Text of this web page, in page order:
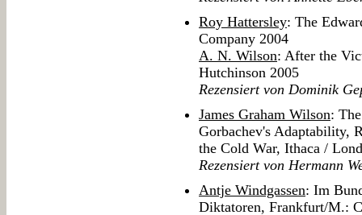
Roy Hattersley: The
Company 2004
A. N. Wilson: After the
Hutchinson 2005
Rezensiert von Dominik
James Graham Wilson:
Gorbachev's Adaptability,
the Cold War, Ithaca /
Rezensiert von Hermann
Antje Windgassen: Im
Diktatoren, Frankfurt/M.: